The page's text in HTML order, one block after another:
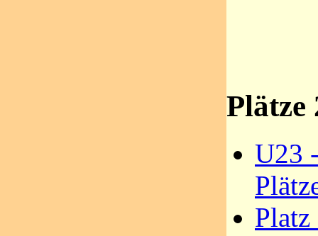
Plätze
U23
Platz